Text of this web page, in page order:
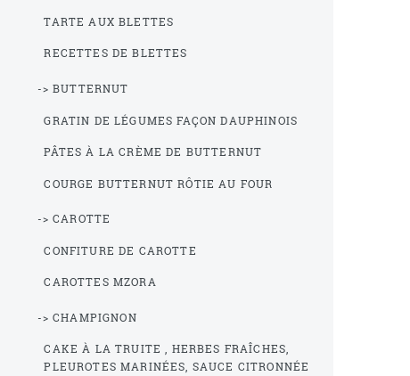
TARTE AUX BLETTES
RECETTES DE BLETTES
-> BUTTERNUT
GRATIN DE LÉGUMES FAÇON DAUPHINOIS
PÂTES À LA CRÈME DE BUTTERNUT
COURGE BUTTERNUT RÔTIE AU FOUR
-> CAROTTE
CONFITURE DE CAROTTE
CAROTTES MZORA
-> CHAMPIGNON
CAKE À LA TRUITE , HERBES FRAÎCHES,
PLEUROTES MARINÉES, SAUCE CITRONNÉE